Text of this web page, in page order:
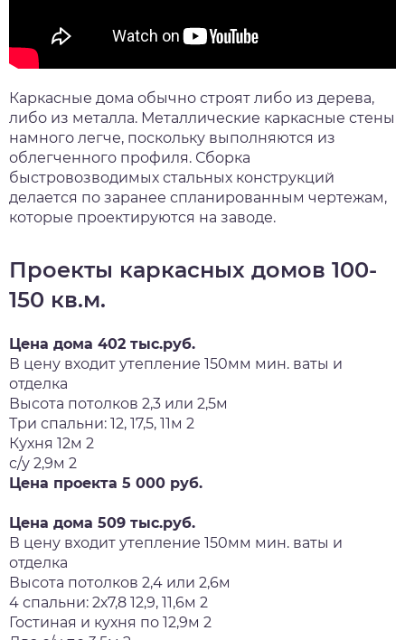
Каркасные дома обычно строят либо из дерева,
либо из металла. Металлические каркасные стены
намного легче, поскольку выполняются из
облегченного профиля. Сборка
быстровозводимых стальных конструкций
делается по заранее спланированным чертежам,
которые проектируются на заводе.
Проекты каркасных домов 100-
150 кв.м.
Цена дома 402 тыс.руб.
В цену входит утепление 150мм мин. ваты и
отделка
Высота потолков 2,3 или 2,5м
Три спальни: 12, 17,5, 11м 2
Кухня 12м 2
с/у 2,9м 2
Цена проекта 5 000 руб.
Цена дома 509 тыс.руб.
В цену входит утепление 150мм мин. ваты и
отделка
Высота потолков 2,4 или 2,6м
4 спальни: 2х7,8 12,9, 11,6м 2
Гостиная и кухня по 12,9м 2